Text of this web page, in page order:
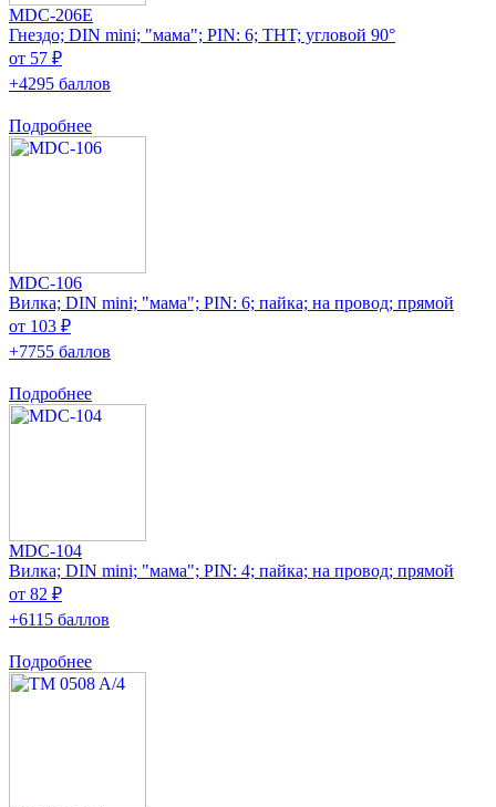
MDC-206E
Гнездо; DIN mini; "мама"; PIN: 6; THT; угловой 90°
от 57 ₽
+4295 баллов
Подробнее
MDC-106
Вилка; DIN mini; "мама"; PIN: 6; пайка; на провод; прямой
от 103 ₽
+7755 баллов
Подробнее
MDC-104
Вилка; DIN mini; "мама"; PIN: 4; пайка; на провод; прямой
от 82 ₽
+6115 баллов
Подробнее